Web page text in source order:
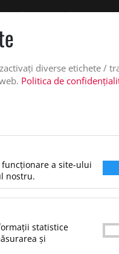
Pentru comenzile plasate
DESPRE NOIdiverse etichete /
Politica de
a site-ului
nostru.
statistice
și